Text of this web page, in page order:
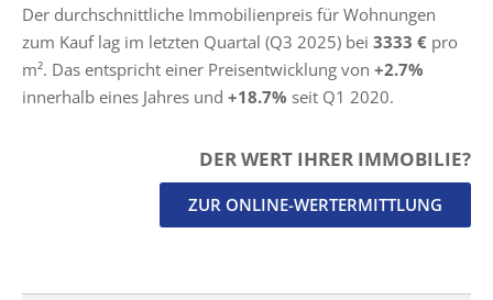
Der durchschnittliche Immobilienpreis für Wohnungen
zum Kauf lag im letzten Quartal (Q3 2025) bei 3333 € pro
m². Das entspricht einer Preisentwicklung von +2.7%
innerhalb eines Jahres und +18.7% seit Q1 2020.
DER WERT IHRER IMMOBILIE?
ZUR ONLINE-WERTERMITTLUNG